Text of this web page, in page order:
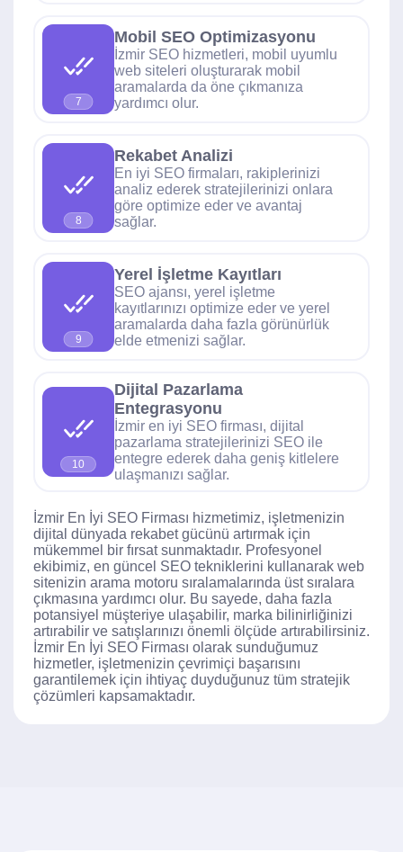
7
Mobil SEO Optimizasyonu
İzmir SEO hizmetleri, mobil uyumlu
web siteleri oluşturarak mobil
aramalarda da öne çıkmanıza
yardımcı olur.
8
Rekabet Analizi
En iyi SEO firmaları, rakiplerinizi
analiz ederek stratejilerinizi onlara
göre optimize eder ve avantaj
sağlar.
9
Yerel İşletme Kayıtları
SEO ajansı, yerel işletme
kayıtlarınızı optimize eder ve yerel
aramalarda daha fazla görünürlük
elde etmenizi sağlar.
10
Dijital Pazarlama
Entegrasyonu
İzmir en iyi SEO firması, dijital
pazarlama stratejilerinizi SEO ile
entegre ederek daha geniş kitlelere
ulaşmanızı sağlar.
İzmir En İyi SEO Firması hizmetimiz, işletmenizin
dijital dünyada rekabet gücünü artırmak için
mükemmel bir fırsat sunmaktadır. Profesyonel
ekibimiz, en güncel SEO tekniklerini kullanarak web
sitenizin arama motoru sıralamalarında üst sıralara
çıkmasına yardımcı olur. Bu sayede, daha fazla
potansiyel müşteriye ulaşabilir, marka bilinirliğinizi
artırabilir ve satışlarınızı önemli ölçüde artırabilirsiniz.
İzmir En İyi SEO Firması olarak sunduğumuz
hizmetler, işletmenizin çevrimiçi başarısını
garantilemek için ihtiyaç duyduğunuz tüm stratejik
çözümleri kapsamaktadır.